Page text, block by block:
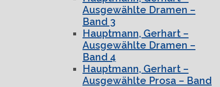
Ausgewählte Dramen –
Band 3
Hauptmann, Gerhart –
Ausgewählte Dramen –
Band 4
Hauptmann, Gerhart –
Ausgewählte Prosa – Band